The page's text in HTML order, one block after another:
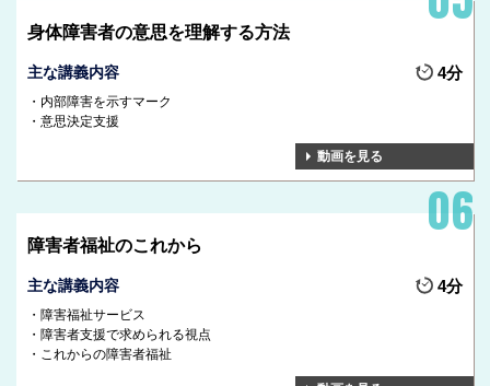
身体障害者の意思を理解する方法
主な講義内容 4分
内部障害を示すマーク
意思決定支援
動画を見る
障害者福祉のこれから
主な講義内容 4分
障害福祉サービス
障害者支援で求められる視点
これからの障害者福祉